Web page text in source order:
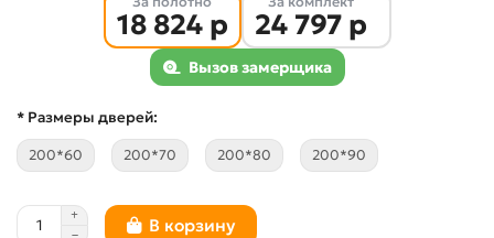
18 824 р 24 797 р
Вызов замерщика
* Размеры дверей:
200*60 200*70 200*80 200*90
В корзину